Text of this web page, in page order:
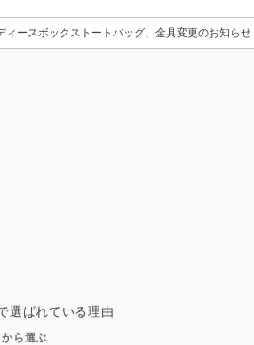
ィースボックストートバッグ、金具変更のお知らせ
選ばれている理由
ら選ぶ